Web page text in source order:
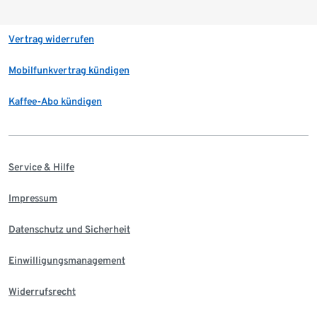
Vertrag widerrufen
Mobilfunkvertrag kündigen
Kaffee-Abo kündigen
Service & Hilfe
Impressum
Datenschutz und Sicherheit
Einwilligungsmanagement
Widerrufsrecht